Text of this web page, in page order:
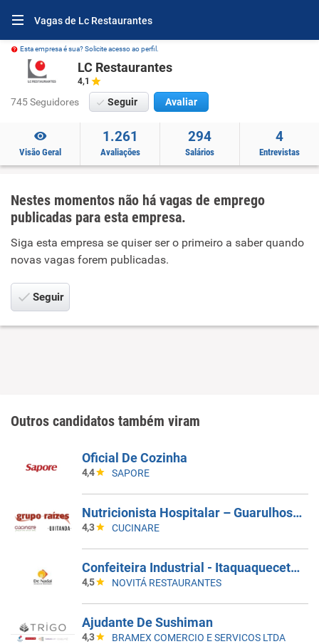
Vagas de Lc Restaurantes
Esta empresa é sua? Solicite acesso ao perfil.
LC Restaurantes
4,1
745 Seguidores Seguir Avaliar
Visão Geral
1.261
Avaliações
294
Salários
4
Entrevistas
Nestes momentos não há vagas de emprego
publicadas para esta empresa.
Siga esta empresa se quiser ser o primeiro a saber quando
novas vagas forem publicadas.
Seguir
Outros candidatos também viram
Oficial De Cozinha
4,4 SAPORE
Nutricionista Hospitalar – Guarulhos/SP
4,3 CUCINARE
Confeiteira Industrial - Itaquaquecetuba/SP
4,5 NOVITÁ RESTAURANTES
Ajudante De Sushiman
4,3 BRAMEX COMERCIO E SERVICOS LTDA